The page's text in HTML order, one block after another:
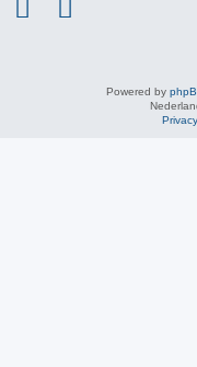
Powered by
Privacy